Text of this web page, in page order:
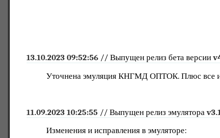
13.10.2023 09:52:56 // Выпущен релиз бета версии
Уточнена эмуляция КНГМД ОПТОК. Плюс все
11.09.2023 10:25:55 // Выпущен релиз эмулятора
Изменения и исправления в эмуляторе: